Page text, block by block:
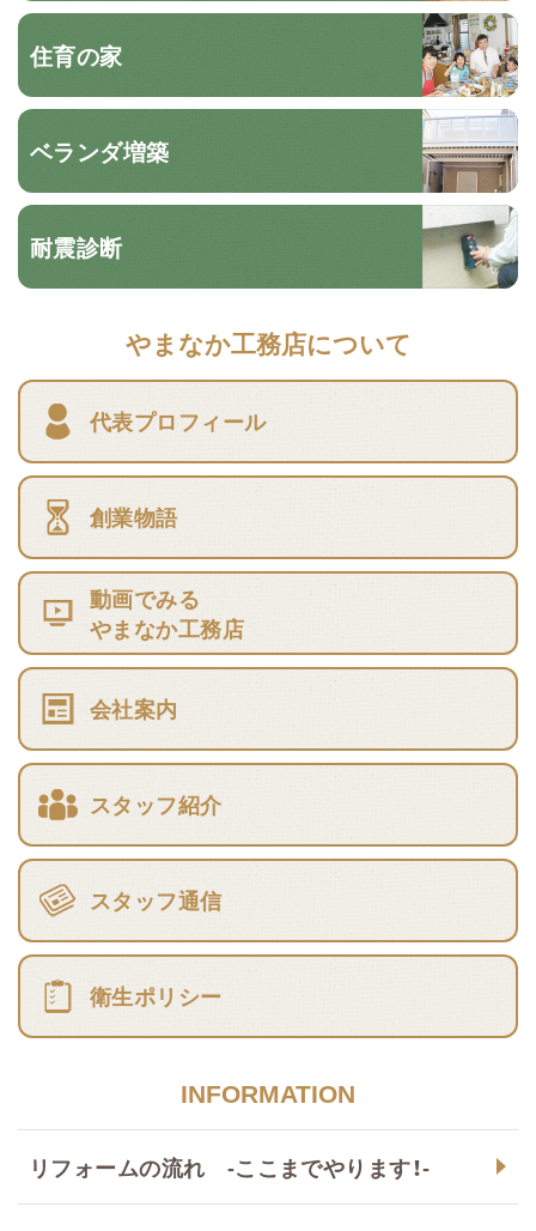
住育の家
ベランダ増築
耐震診断
やまなか工務店について
代表プロフィール
創業物語
動画でみる
やまなか工務店
会社案内
スタッフ紹介
スタッフ通信
衛生ポリシー
INFORMATION
リフォームの流れ -ここまでやります！-